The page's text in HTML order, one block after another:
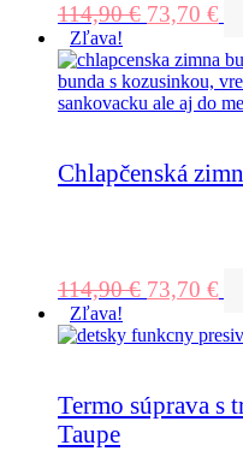
114,90€ 73,70 €
Zľava!
Chlapčenská
114,90€ 73,70 €
Zľava!
Termo súprava s
Taupe